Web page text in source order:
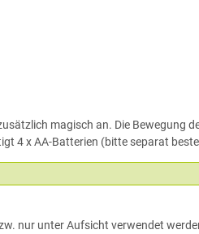
magisch an. Die Bewegung
4 x AA-Batterien (bitte separat
nur unter Aufsicht verwendet